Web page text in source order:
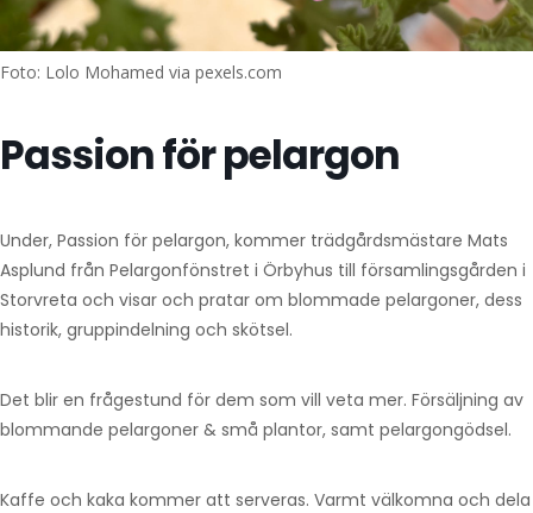
Foto: Lolo Mohamed via pexels.com
Passion för pelargon
Under, Passion för pelargon, kommer trädgårdsmästare Mats
Asplund från Pelargon­fönstret i Örbyhus till församlingsgården i
Storvreta och visar och pratar om blommade pelar­goner, dess
historik, gruppindelning och skötsel.
Det blir en frågestund för dem som vill veta mer. Försäljning av
blommande pelargoner & små plantor, samt pelargongödsel.
Kaffe och kaka kommer att serveras. Varmt välkomna och dela